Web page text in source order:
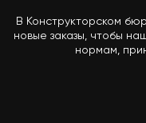
В Конструкторском
новые заказы, чтобы
нормам,